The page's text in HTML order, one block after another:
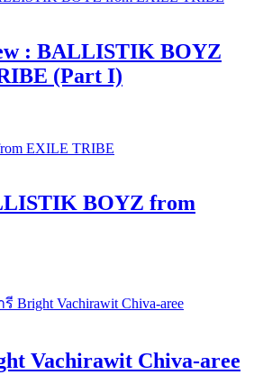
: BALLISTIK BOYZ
(Part I)
BOYZ from
Vachirawit Chiva-aree